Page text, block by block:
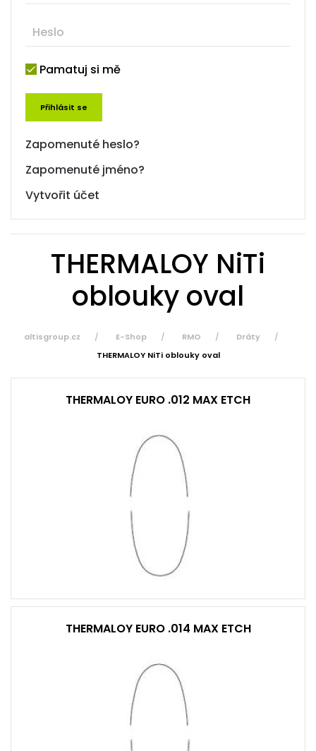
Pamatuj si mě
Přihlásit se
Zapomenuté heslo?
Zapomenuté jméno?
Vytvořit účet
THERMALOY NiTi
oblouky oval
altisgroup.cz E-Shop RMO
Dráty
THERMALOY NiTi oblouky oval
THERMALOY EURO .012 MAX ETCH
THERMALOY EURO .014 MAX ETCH